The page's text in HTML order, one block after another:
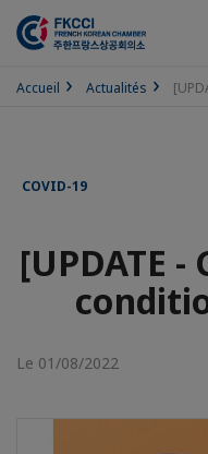
Accueil Actualités
COVID-19
[UPDATE -
Le 01/08/2022